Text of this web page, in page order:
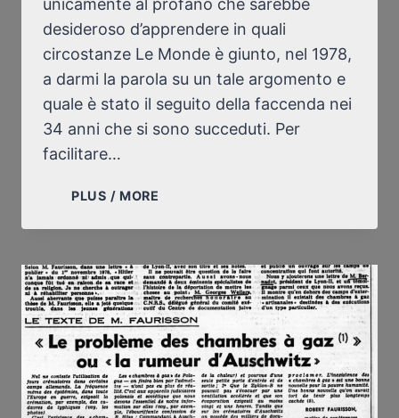
unicamente al profano che sarebbe
desideroso d’apprendere in quali
circostanze Le Monde è giunto, nel 1978,
a darmi la parola su un tale argomento e
quale è stato il seguito della faccenda nei
34 anni che si sono succeduti. Per
facilitare…
PLUS / MORE
DICEMBRE
LE
MONDE
PUBBLICAVA,
SOTTO
LA
MIA
FIRMA,